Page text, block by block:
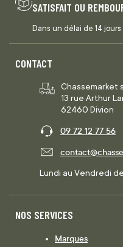
SATISFAIT OU
Dans un délai de 14 jours
CONTACT
Chassemarket
13 rue Arthur
62460 Divion
09 72 12 77 56
Lundi au Vendredi
NOS SERVICES
Marques